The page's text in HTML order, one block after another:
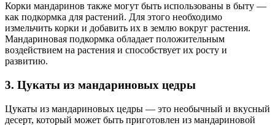
Корки мандаринов также могут быть использованы в быту —
как подкормка для растений. Для этого необходимо
измельчить корки и добавить их в землю вокруг растения.
Мандариновая подкормка обладает положительным
воздействием на растения и способствует их росту и
развитию.
3. Цукаты из мандариновых цедры
Цукаты из мандариновых цедры — это необычный и вкусный
десерт, который может быть приготовлен из мандариновой